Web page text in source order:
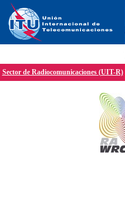
Sector de Radiocomunicaciones (UIT-R)